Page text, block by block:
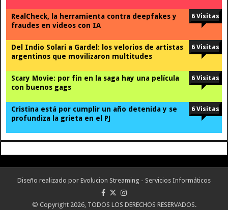
RealCheck, la herramienta contra deepfakes y
fraudes en videos con IA
6 Visitas
Del Indio Solari a Gardel: los velorios de artistas
argentinos que movilizaron multitudes
6 Visitas
Scary Movie: por fin en la saga hay una película
con buenos gags
6 Visitas
Cristina está por cumplir un año detenida y se
profundiza la grieta en el PJ
6 Visitas
Diseño realizado por Evolucion Streaming - Servicios Informáticos
© Copyright 2026, TODOS LOS DERECHOS RESERVADOS.